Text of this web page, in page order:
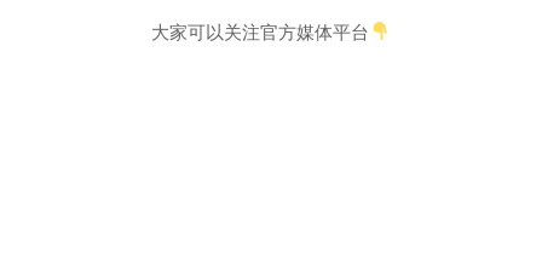
大家可以关注官方媒体平台